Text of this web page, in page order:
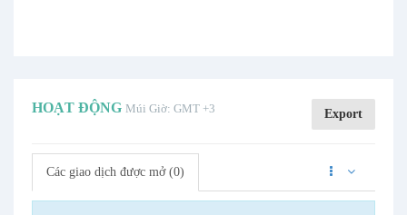
HOẠT ĐỘNG Múi Giờ: GMT +3 Export
Các giao dịch được mở (0)